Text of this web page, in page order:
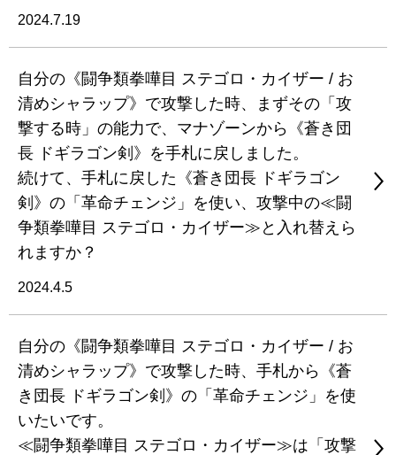
2024.7.19
自分の《闘争類拳嘩目 ステゴロ・カイザー / お
清めシャラップ》で攻撃した時、まずその「攻
撃する時」の能力で、マナゾーンから《蒼き団
長 ドギラゴン剣》を手札に戻しました。
続けて、手札に戻した《蒼き団長 ドギラゴン
剣》の「革命チェンジ」を使い、攻撃中の≪闘
争類拳嘩目 ステゴロ・カイザー≫と入れ替えら
れますか？
2024.4.5
自分の《闘争類拳嘩目 ステゴロ・カイザー / お
清めシャラップ》で攻撃した時、手札から《蒼
き団長 ドギラゴン剣》の「革命チェンジ」を使
いたいです。
≪闘争類拳嘩目 ステゴロ・カイザー≫は「攻撃